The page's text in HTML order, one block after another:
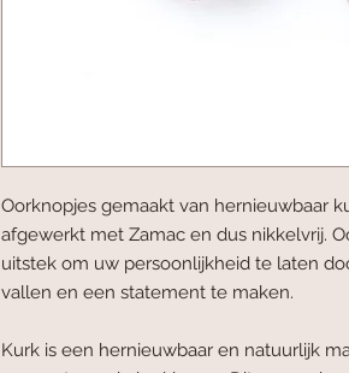
Oorknopjes gemaakt van hernieuwbaar
afgewerkt met Zamac en dus nikkelvrij.
uitstek om uw persoonlijkheid te laten
vallen en een statement te maken.
Kurk is een hernieuwbaar en natuurlijk